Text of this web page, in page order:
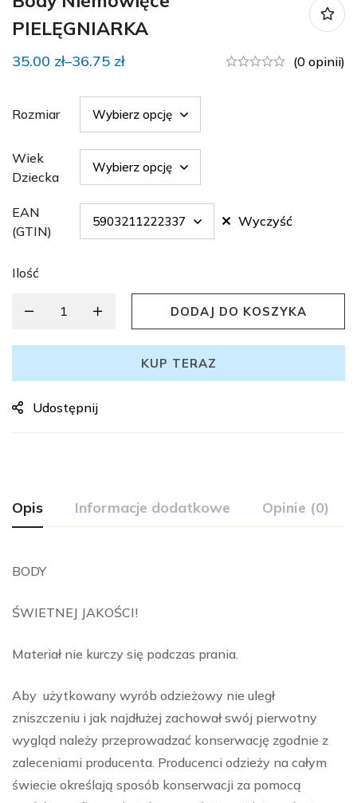
PIELĘGNIARKA
35.00 zł–36.75 zł (0 opinii)
Rozmiar
Wiek
Dziecka
EAN
(GTIN)
Wyczyść
Ilość
DODAJ DO KOSZYKA
KUP TERAZ
Udostępnij
Opis Informacje dodatkowe Opinie (0)
BODY
ŚWIETNEJ JAKOŚCI!
Materiał nie kurczy się podczas prania.
Aby użytkowany wyrób odzieżowy nie uległ
zniszczeniu i jak najdłużej zachował swój pierwotny
wygląd należy przeprowadzać konserwację zgodnie z
zaleceniami producenta. Producenci odzieży na całym
świecie określają sposób konserwacji za pomocą